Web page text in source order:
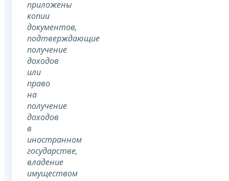
приложены
копии
документов,
подтверждающие
получение
доходов
или
право
на
получение
доходов
в
иностранном
государстве,
владение
имуществом